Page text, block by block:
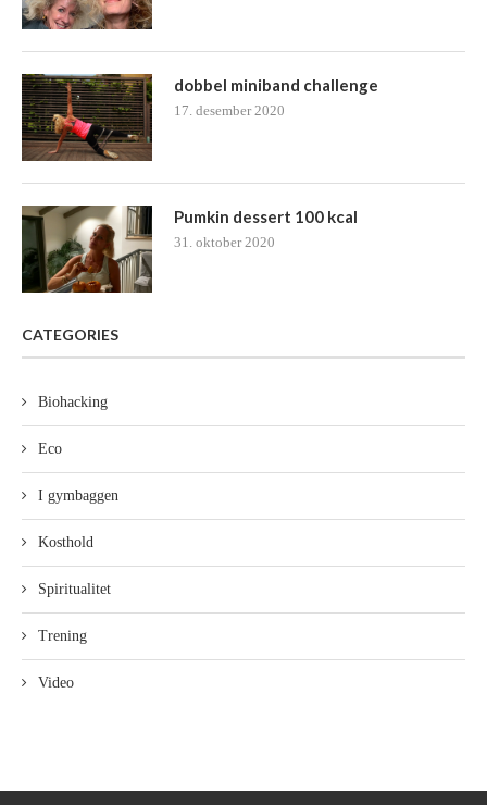
dobbel miniband challenge
17. desember 2020
Pumkin dessert 100 kcal
31. oktober 2020
CATEGORIES
Biohacking
Eco
I gymbaggen
Kosthold
Spiritualitet
Trening
Video